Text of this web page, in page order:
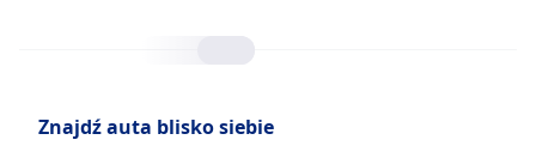
Znajdź auta blisko siebie